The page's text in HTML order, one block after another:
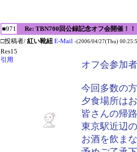
■971 Re: TBN700回公録記念オフ会開催！！
□投稿者/ 紅い靴紐 E-Mail -(2006/04/27(Thu)
Res15
引用
オフ会参加
今回多数の
夕食場所は
皆さんの帰
東京駅近辺
お酒を飲ま